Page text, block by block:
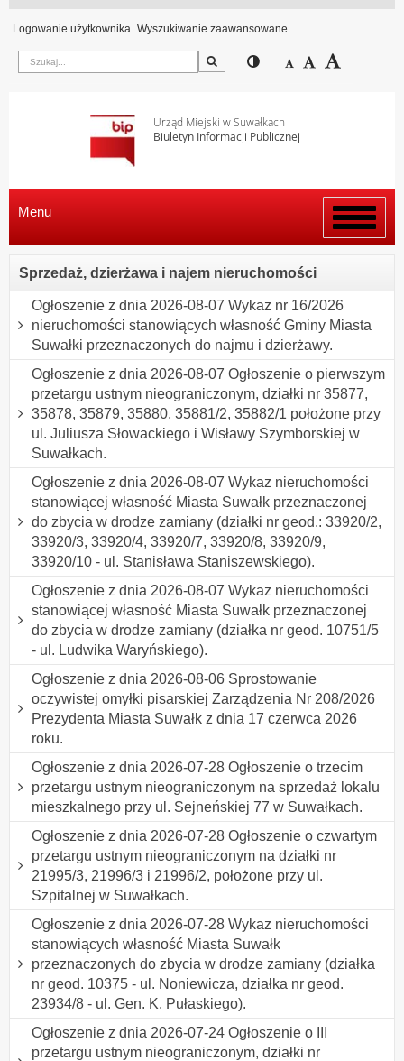
Logowanie użytkownika Wyszukiwanie zaawansowane
Szukaj Przełącz pomiędzy
Zmniejsz
Domyślny
Urząd Miejski w Suwałkach
Biuletyn Informacji Publicznej
Włącz
menu
Menu
Sprzedaż, dzierżawa i najem nieruchomości
Ogłoszenie z dnia 2026-08-07 Wykaz nr 16/2026
nieruchomości stanowiących własność Gminy Miasta
Suwałki przeznaczonych do najmu i dzierżawy.
Ogłoszenie z dnia 2026-08-07 Ogłoszenie o pierwszym
przetargu ustnym nieograniczonym, działki nr 35877,
35878, 35879, 35880, 35881/2, 35882/1 położone przy
ul. Juliusza Słowackiego i Wisławy Szymborskiej w
Suwałkach.
Ogłoszenie z dnia 2026-08-07 Wykaz nieruchomości
stanowiącej własność Miasta Suwałk przeznaczonej
do zbycia w drodze zamiany (działki nr geod.: 33920/2,
33920/3, 33920/4, 33920/7, 33920/8, 33920/9,
33920/10 - ul. Stanisława Staniszewskiego).
Ogłoszenie z dnia 2026-08-07 Wykaz nieruchomości
stanowiącej własność Miasta Suwałk przeznaczonej
do zbycia w drodze zamiany (działka nr geod. 10751/5
- ul. Ludwika Waryńskiego).
Ogłoszenie z dnia 2026-08-06 Sprostowanie
oczywistej omyłki pisarskiej Zarządzenia Nr 208/2026
Prezydenta Miasta Suwałk z dnia 17 czerwca 2026
roku.
Ogłoszenie z dnia 2026-07-28 Ogłoszenie o trzecim
przetargu ustnym nieograniczonym na sprzedaż lokalu
mieszkalnego przy ul. Sejneńskiej 77 w Suwałkach.
Ogłoszenie z dnia 2026-07-28 Ogłoszenie o czwartym
przetargu ustnym nieograniczonym na działki nr
21995/3, 21996/3 i 21996/2, położone przy ul.
Szpitalnej w Suwałkach.
Ogłoszenie z dnia 2026-07-28 Wykaz nieruchomości
stanowiących własność Miasta Suwałk
przeznaczonych do zbycia w drodze zamiany (działka
nr geod. 10375 - ul. Noniewicza, działka nr geod.
23934/8 - ul. Gen. K. Pułaskiego).
Ogłoszenie z dnia 2026-07-24 Ogłoszenie o III
przetargu ustnym nieograniczonym, działki nr